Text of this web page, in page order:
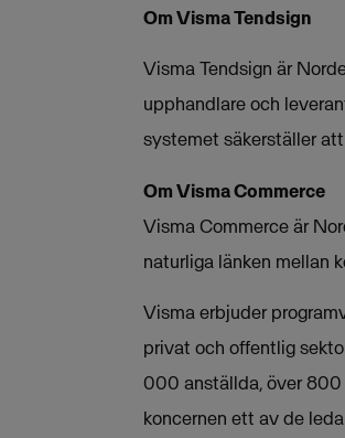
Om Visma Tendsign
Visma Tendsign är
upphandlare och
systemet säkerställer
Om Visma Commerce
Visma Commerce är
naturliga länken mellan
Visma erbjuder
privat och offentlig
000 anställda, över 800
koncernen ett av de